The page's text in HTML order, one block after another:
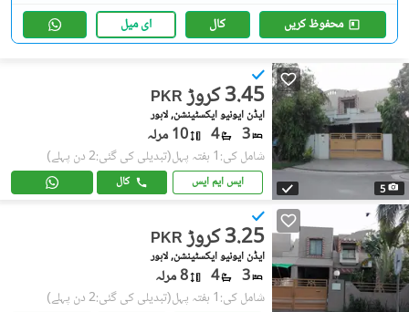
محفوظ کریں کال ای میل
5
PKR 3.45 کروڑ
ایڈن ایونیو ایکسٹینشن, لاہور
3
4 10 مرلہ
شامل کی:1 ہفتہ پہل (تبدیلی کی گئی:2 دن پہلے)
ایس ایم ایس کال
PKR 3.25 کروڑ
ایڈن ایونیو ایکسٹینشن, لاہور
3
4 8 مرلہ
شامل کی:1 ہفتہ پہل (تبدیلی کی گئی:2 دن پہلے)